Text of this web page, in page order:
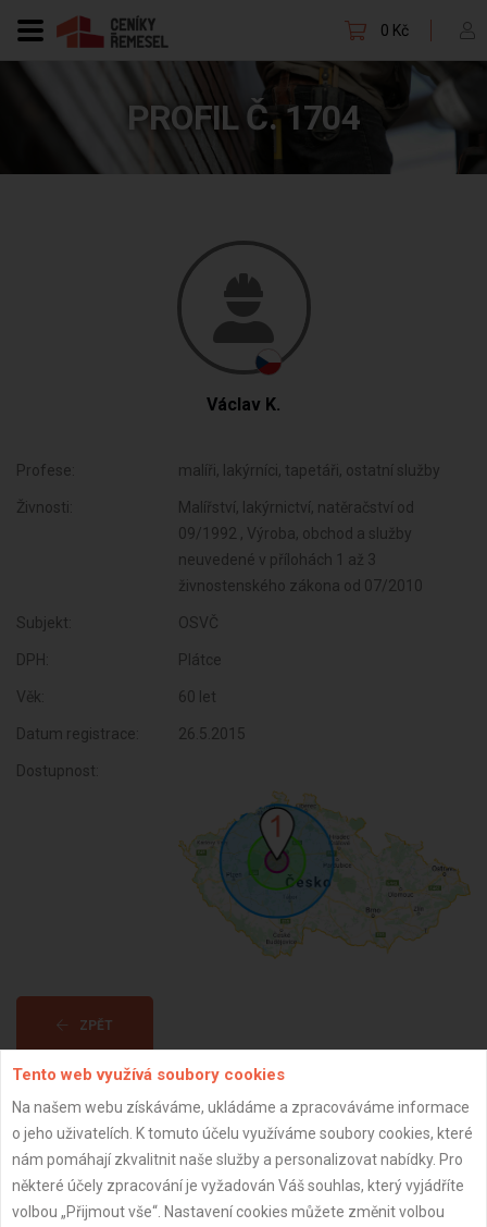
0 Kč
PROFIL Č. 1704
Václav K.
Profese: malíři, lakýrníci, tapetáři, ostatní služby
Živnosti:
Malířství, lakýrnictví, natěračství od
09/1992 , Výroba, obchod a služby
neuvedené v přílohách 1 až 3
živnostenského zákona od 07/2010
Subjekt: OSVČ
DPH: Plátce
Věk: 60 let
Datum registrace: 26.5.2015
Dostupnost:
ZPĚT
Aktualizováno z portálu ARES dne 02.01.2024 05:15:06
Tento web využívá soubory cookies
Na našem webu získáváme, ukládáme a zpracováváme informace
o jeho uživatelích. K tomuto účelu využíváme soubory cookies, které
nám pomáhají zkvalitnit naše služby a personalizovat nabídky. Pro
některé účely zpracování je vyžadován Váš souhlas, který vyjádříte
volbou „Přijmout vše“. Nastavení cookies můžete změnit volbou